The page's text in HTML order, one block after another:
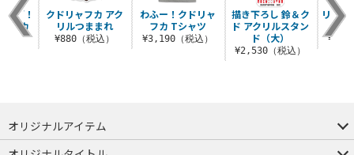
わふー！クドリャ
フカ Tシャツ
¥3,190（税込）
描き下ろし 鈴＆ク
ド アクリルスタン
ド（大）
¥2,530（税込）
リトル
エ
ーズ！
ーカ
クドリャフカ アク
リルつままれ
¥880（税込）
オリジナルアイテム
つままれ
つかまれ
ピョコッテ